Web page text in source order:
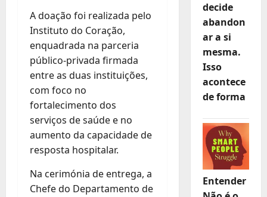
A doação foi realizada pelo
Instituto do Coração,
enquadrada na parceria
público-privada firmada
entre as duas instituições,
com foco no
fortalecimento dos
serviços de saúde e no
aumento da capacidade de
resposta hospitalar.
Na cerimónia de entrega, a
Chefe do Departamento de
decide
abandon
ar a si
mesma.
Isso
acontece
de forma
Entender